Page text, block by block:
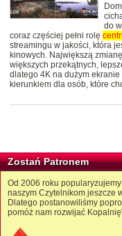
do
coraz częściej pełni rolę
streamingu w jakości, która
kinowych. Największą
większych przekątnych,
dlatego 4K na dużym
kierunkiem dla osób, które
Zostań Patronem
Od 2006 roku
naszym Czytelnikom jeszcze
Dlatego postanowiliśmy
pomóż nam rozwijać